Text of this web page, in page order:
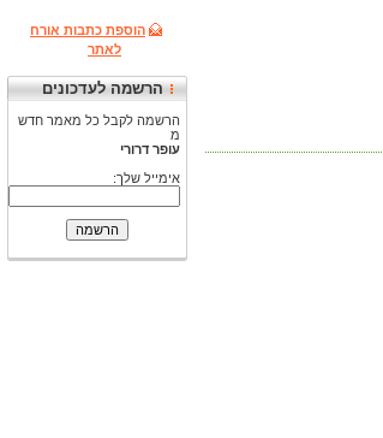
הוספת כתבות אורח
לאתר
הרשמה לעדכונים
הרשמה לקבל כל מאמר חדש
מ
עופר דרורי
אימייל שלך: